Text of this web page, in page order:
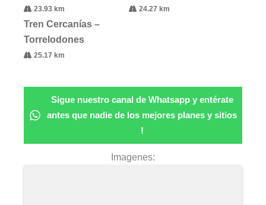
23.93 km 24.27 km
Tren Cercanías –
Torrelodones
25.17 km
Sigue nuestro canal de Whatsapp y entérate
antes que nadie de los mejores planes y sitios
!
Imagenes: